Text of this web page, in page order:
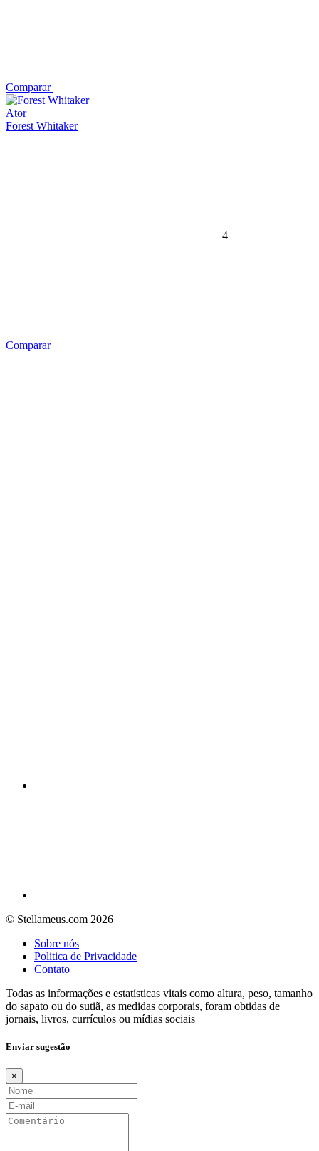
Comparar
Ator
Forest Whitaker
4
Comparar
© Stellameus.com 2026
Sobre nós
Politica de Privacidade
Contato
Todas as informações e estatísticas vitais como altura, peso, tamanho
do sapato ou do sutiã, as medidas corporais, foram obtidas de
jornais, livros, currículos ou mídias sociais
Enviar sugestão
×